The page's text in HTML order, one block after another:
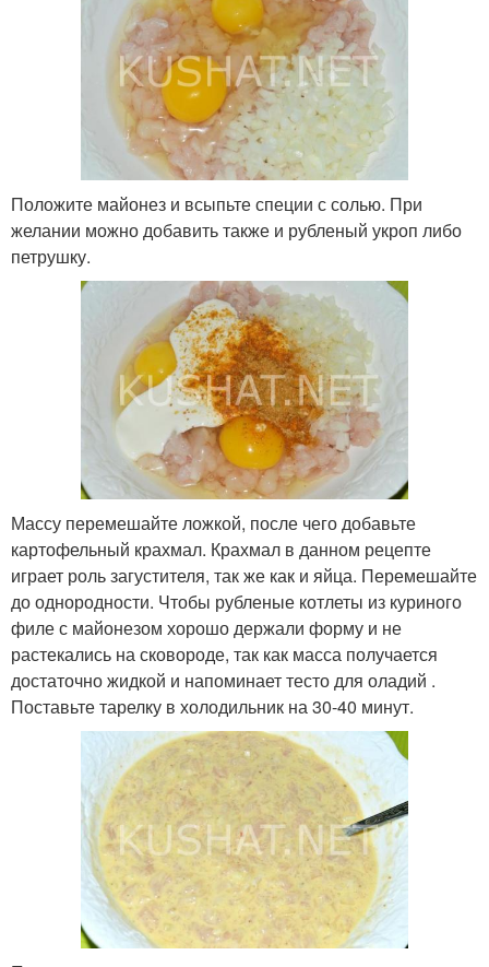
Положите майонез и всыпьте специи с солью. При
желании можно добавить также и рубленый укроп либо
петрушку.
Массу перемешайте ложкой, после чего добавьте
картофельный крахмал. Крахмал в данном рецепте
играет роль загустителя, так же как и яйца. Перемешайте
до однородности. Чтобы рубленые котлеты из куриного
филе с майонезом хорошо держали форму и не
растекались на сковороде, так как масса получается
достаточно жидкой и напоминает тесто для оладий .
Поставьте тарелку в холодильник на 30-40 минут.